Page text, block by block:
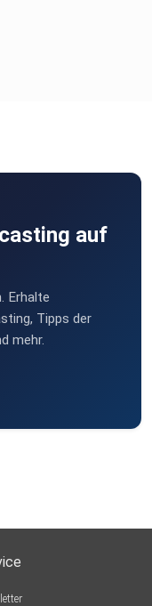
auf
Erhalte
Tipps der
mehr.